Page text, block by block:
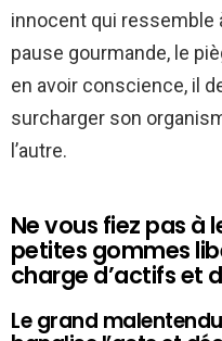
innocent qui ressemble
pause gourmande, le
en avoir conscience, il
surcharger son
l’autre.
Ne vous fiez pas à
petites gommes
charge d’actifs et
Le grand